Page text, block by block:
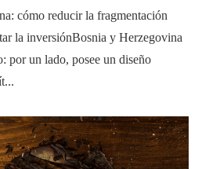
cómo reducir la fragmentación
la inversiónBosnia y Herzegovina
por un lado, posee un diseño